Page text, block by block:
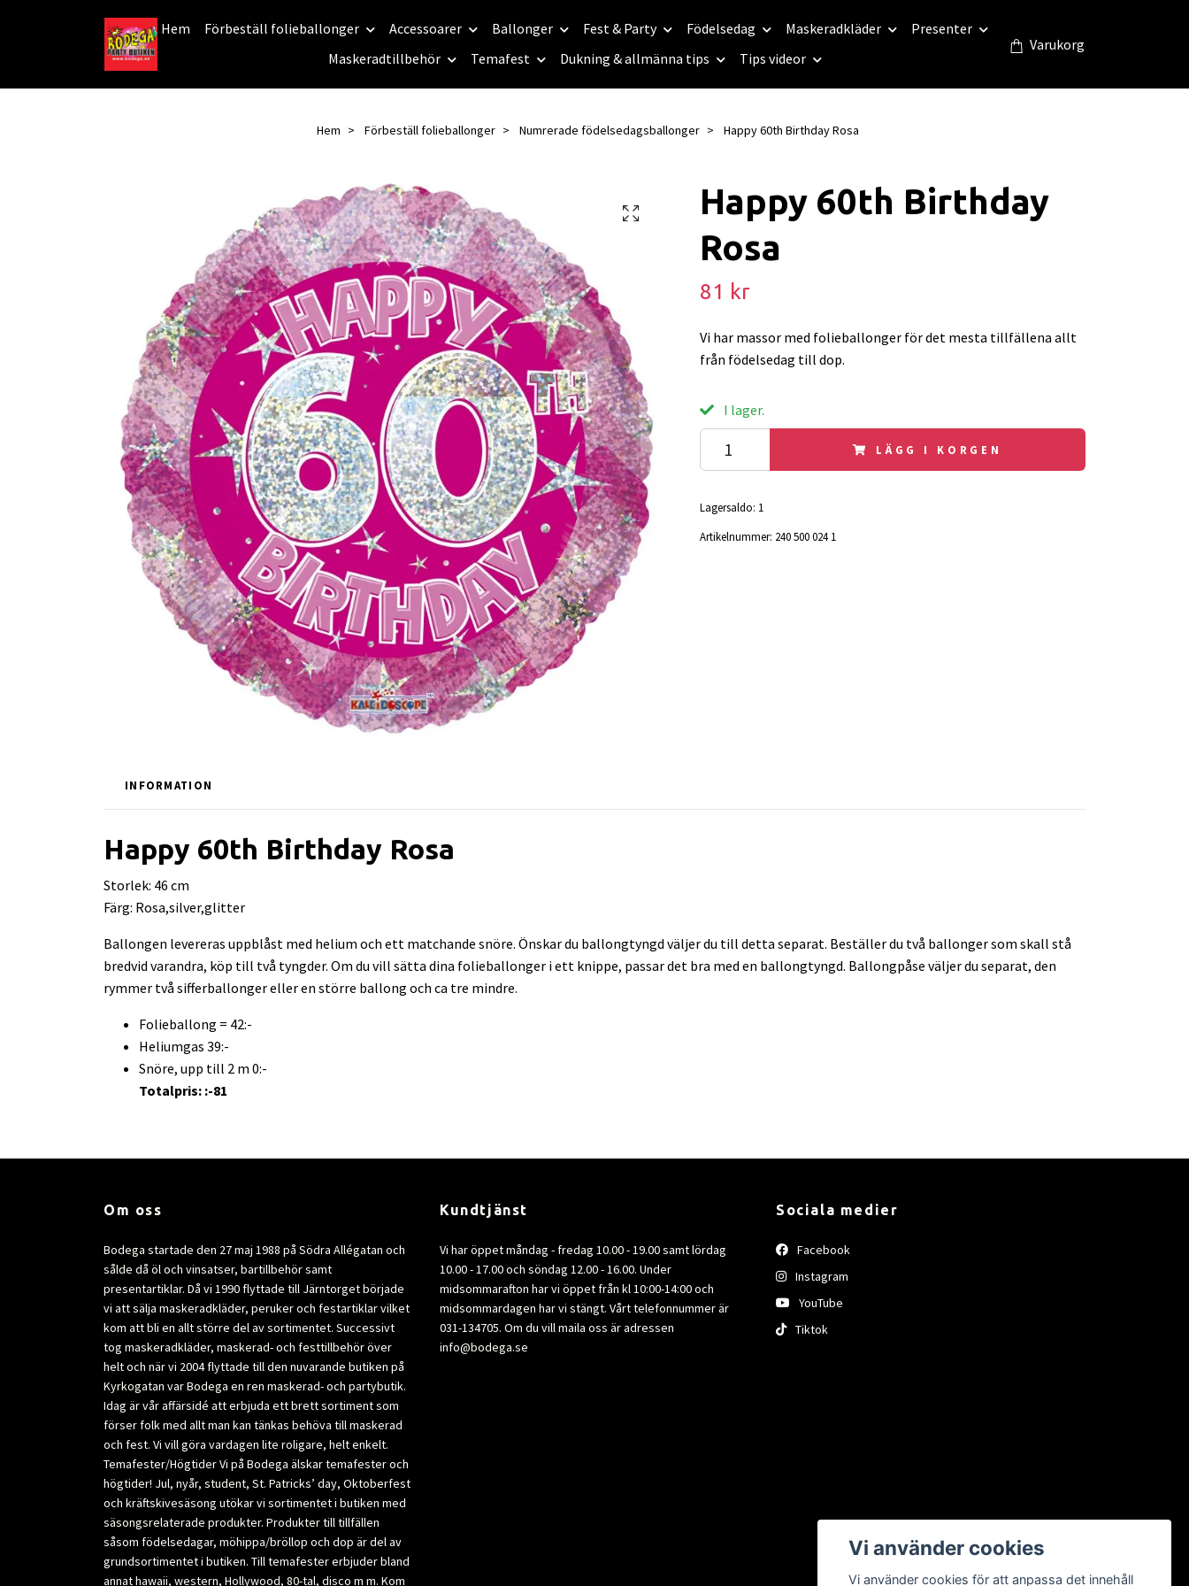
Hem Förbeställ folieballonger Accessoarer Ballonger Fest & Party Födelsedag Maskeradkläder
Presenter
Maskeradtillbehör
Temafest Dukning & allmänna tips Tips videor
Varukorg
Hem Förbeställ folieballonger Numrerade födelsedagsballonger Happy 60th Birthday Rosa
Happy 60th Birthday
Rosa
81 kr
Vi har massor med folieballonger för det mesta tillfällena allt
från födelsedag till dop.
I lager.
LÄGG I KORGEN
Lagersaldo: 1
Artikelnummer: 240 500 024 1
INFORMATION
Happy 60th Birthday Rosa
Storlek: 46 cm
Färg: Rosa,silver,glitter
Ballongen levereras uppblåst med helium och ett matchande snöre. Önskar du ballongtyngd väljer du till detta separat. Beställer du två ballonger som skall stå
bredvid varandra, köp till två tyngder. Om du vill sätta dina folieballonger i ett knippe, passar det bra med en ballongtyngd. Ballongpåse väljer du separat, den
rymmer två sifferballonger eller en större ballong och ca tre mindre.
Folieballong = 42:-
Heliumgas 39:-
Snöre, upp till 2 m 0:-
Totalpris: :-81
Om oss
Bodega startade den 27 maj 1988 på Södra Allégatan och
sålde då öl och vinsatser, bartillbehör samt
presentartiklar. Då vi 1990 flyttade till Järntorget började
vi att sälja maskeradkläder, peruker och festartiklar vilket
kom att bli en allt större del av sortimentet. Successivt
tog maskeradkläder, maskerad- och festtillbehör över
helt och när vi 2004 flyttade till den nuvarande butiken på
Kyrkogatan var Bodega en ren maskerad- och partybutik.
Idag är vår affärsidé att erbjuda ett brett sortiment som
förser folk med allt man kan tänkas behöva till maskerad
och fest. Vi vill göra vardagen lite roligare, helt enkelt.
Temafester/Högtider Vi på Bodega älskar temafester och
högtider! Jul, nyår, student, St. Patricks’ day, Oktoberfest
och kräftskivesäsong utökar vi sortimentet i butiken med
säsongsrelaterade produkter. Produkter till tillfällen
såsom födelsedagar, möhippa/bröllop och dop är del av
grundsortimentet i butiken. Till temafester erbjuder bland
annat hawaii, western, Hollywood, 80-tal, disco m m. Kom
Kundtjänst
Vi har öppet måndag - fredag 10.00 - 19.00 samt lördag
10.00 - 17.00 och söndag 12.00 - 16.00. Under
midsommarafton har vi öppet från kl 10:00-14:00 och
midsommardagen har vi stängt. Vårt telefonnummer är
031-134705. Om du vill maila oss är adressen
info@bodega.se
Sociala medier
Facebook
Instagram
YouTube
Tiktok
Vi använder cookies
Vi använder cookies för att anpassa det innehåll